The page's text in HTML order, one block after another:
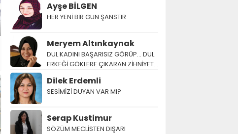
Ayşe BİLGEN
HER YENİ BİR GÜN ŞANSTIR
Meryem Altınkaynak
DUL KADINI BAŞARISIZ GÖRÜP… DUL
ERKEĞİ GÖKLERE ÇIKARAN ZİHNİYET…
Dilek Erdemli
SESİMİZİ DUYAN VAR MI?
Serap Kustimur
SÖZÜM MECLİSTEN DIŞARI